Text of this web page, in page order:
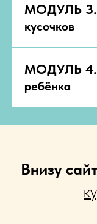
МОДУЛЬ 3.
кусочков
МОДУЛЬ 4.
ребёнка
Внизу